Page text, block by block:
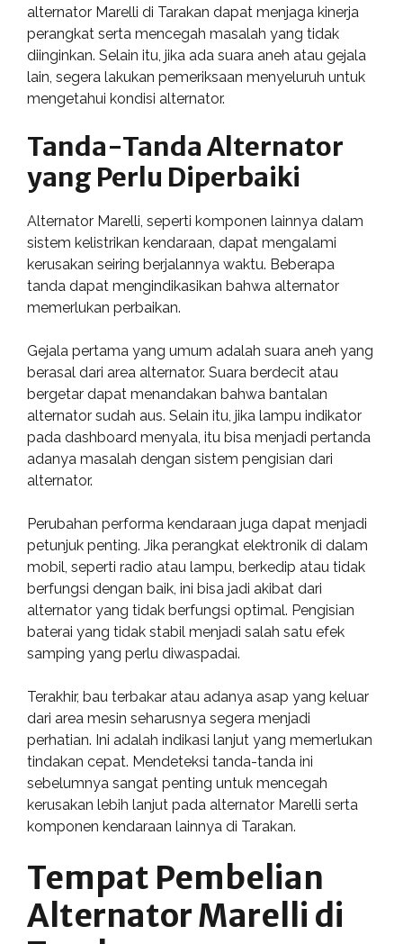
alternator Marelli di Tarakan dapat menjaga kinerja
perangkat serta mencegah masalah yang tidak
diinginkan. Selain itu, jika ada suara aneh atau gejala
lain, segera lakukan pemeriksaan menyeluruh untuk
mengetahui kondisi alternator.
Tanda-Tanda Alternator
yang Perlu Diperbaiki
Alternator Marelli, seperti komponen lainnya dalam
sistem kelistrikan kendaraan, dapat mengalami
kerusakan seiring berjalannya waktu. Beberapa
tanda dapat mengindikasikan bahwa alternator
memerlukan perbaikan.
Gejala pertama yang umum adalah suara aneh yang
berasal dari area alternator. Suara berdecit atau
bergetar dapat menandakan bahwa bantalan
alternator sudah aus. Selain itu, jika lampu indikator
pada dashboard menyala, itu bisa menjadi pertanda
adanya masalah dengan sistem pengisian dari
alternator.
Perubahan performa kendaraan juga dapat menjadi
petunjuk penting. Jika perangkat elektronik di dalam
mobil, seperti radio atau lampu, berkedip atau tidak
berfungsi dengan baik, ini bisa jadi akibat dari
alternator yang tidak berfungsi optimal. Pengisian
baterai yang tidak stabil menjadi salah satu efek
samping yang perlu diwaspadai.
Terakhir, bau terbakar atau adanya asap yang keluar
dari area mesin seharusnya segera menjadi
perhatian. Ini adalah indikasi lanjut yang memerlukan
tindakan cepat. Mendeteksi tanda-tanda ini
sebelumnya sangat penting untuk mencegah
kerusakan lebih lanjut pada alternator Marelli serta
komponen kendaraan lainnya di Tarakan.
Tempat Pembelian
Alternator Marelli di